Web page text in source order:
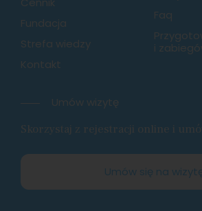
Fundacja
Strefa wiedzy
Kontakt
Faq
i
Umów wizytę
Skorzystaj z rejestracji online i
Umów się na